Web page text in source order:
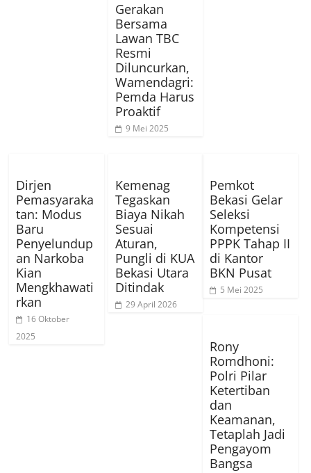
Gerakan
Bersama
Lawan TBC
Resmi
Diluncurkan,
Wamendagri:
Pemda Harus
Proaktif
9 Mei 2025
Dirjen
Pemasyaraka
tan: Modus
Baru
Penyelundup
an Narkoba
Kian
Mengkhawati
rkan
16 Oktober
2025
Kemenag
Tegaskan
Biaya Nikah
Sesuai
Aturan,
Pungli di KUA
Bekasi Utara
Ditindak
29 April 2026
Pemkot
Bekasi Gelar
Seleksi
Kompetensi
PPPK Tahap II
di Kantor
BKN Pusat
5 Mei 2025
Rony
Romdhoni:
Polri Pilar
Ketertiban
dan
Keamanan,
Tetaplah Jadi
Pengayom
Bangsa